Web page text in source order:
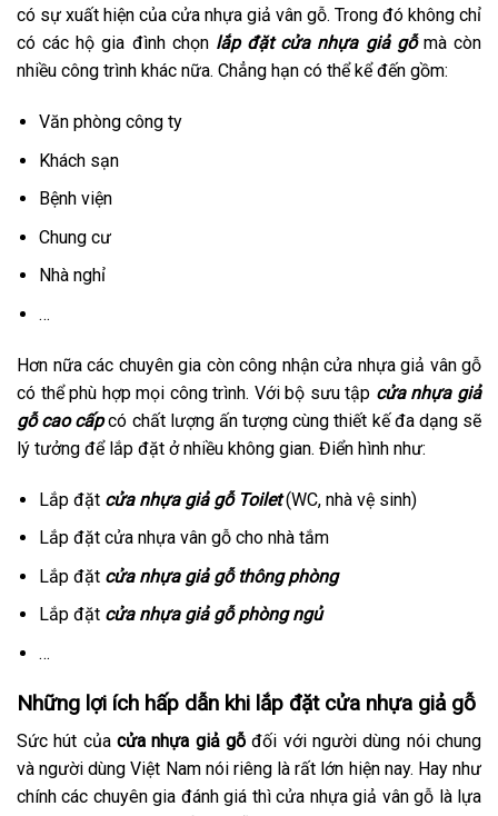
có sự xuất hiện của cửa nhựa giả vân gỗ. Trong đó không chỉ
có các hộ gia đình chọn lắp đặt cửa nhựa giả gỗmà còn
nhiều công trình khác nữa. Chẳng hạn có thể kể đến gồm:
Văn phòng công ty
Khách sạn
Bệnh viện
Chung cư
Nhà nghỉ
…
Hơn nữa các chuyên gia còn công nhận cửa nhựa giả vân gỗ
có thể phù hợp mọi công trình. Với bộ sưu tập cửa nhựa giả
gỗ cao cấpcó chất lượng ấn tượng cùng thiết kế đa dạng sẽ
lý tưởng để lắp đặt ở nhiều không gian. Điển hình như:
Lắp đặt cửa nhựa giả gỗ Toilet(WC, nhà vệ sinh)
Lắp đặt cửa nhựa vân gỗ cho nhà tắm
Lắp đặt cửa nhựa giả gỗ thông phòng
Lắp đặt cửa nhựa giả gỗ phòng ngủ
…
Những lợi ích hấp dẫn khi lắp đặt cửa nhựa giả gỗ
Sức hút của cửa nhựa giả gỗ đối với người dùng nói chung
và người dùng Việt Nam nói riêng là rất lớn hiện nay. Hay như
chính các chuyên gia đánh giá thì cửa nhựa giả vân gỗ là lựa